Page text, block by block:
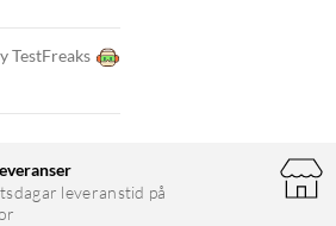
TestFreaks
leveranstid på